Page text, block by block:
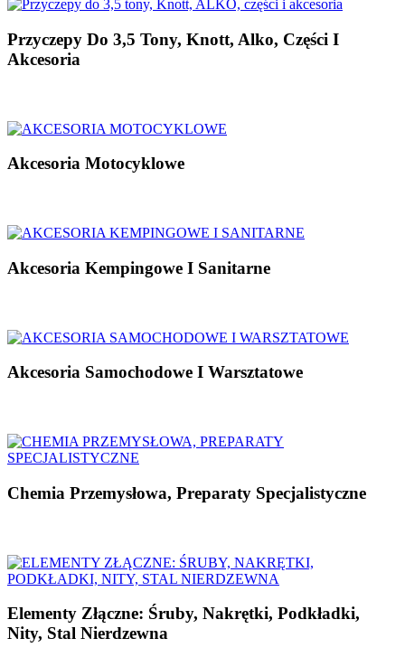
Przyczepy Do 3,5 Tony, Knott, Alko, Części I
Akcesoria
Akcesoria Motocyklowe
Akcesoria Kempingowe I Sanitarne
Akcesoria Samochodowe I Warsztatowe
Chemia Przemysłowa, Preparaty Specjalistyczne
Elementy Złączne: Śruby, Nakrętki, Podkładki,
Nity, Stal Nierdzewna